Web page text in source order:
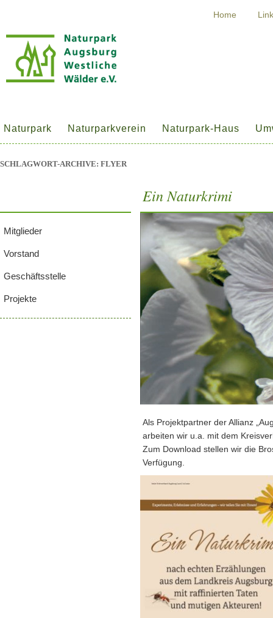
Home
Naturpark Naturparkverein Naturpark-Haus
SCHLAGWORT-ARCHIVE: FLYER
Mitglieder
Vorstand
Geschäftsstelle
Projekte
Ein Naturkrimi
Als Projektpartner der Allianz
arbeiten wir u.a. mit dem
Zum Download stellen wir die
Verfügung.